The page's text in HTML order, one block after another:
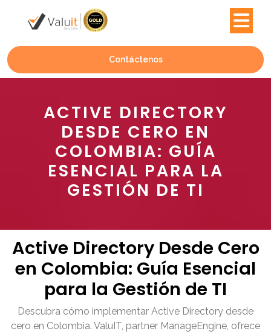
Contáctenos
ACTIVE DIRECTORY
DESDE CERO EN
COLOMBIA: GUÍA
ESENCIAL PARA LA
GESTIÓN DE TI
Active Directory Desde Cero
en Colombia: Guía Esencial
para la Gestión de TI
Descubra cómo implementar Active Directory desde
cero en Colombia. ValuIT, partner ManageEngine, ofrece